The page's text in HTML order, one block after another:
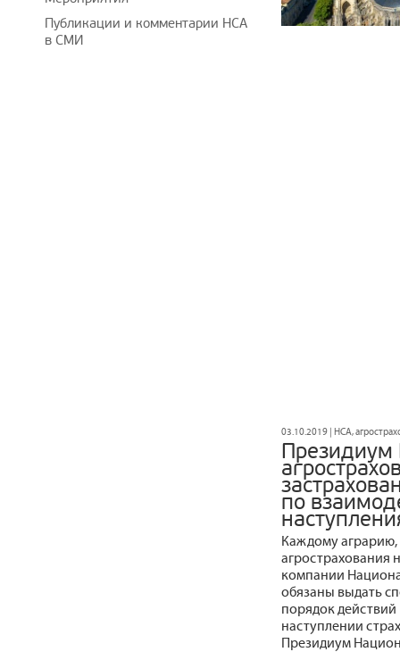
03.10.2019 | НСА,
Президиум
по
Каждому
агрострахования
компании
обязаны выдать
порядок
наступлении
Президиум
Публикации и комментарии НСА
в СМИ